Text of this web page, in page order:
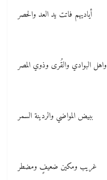
أياديهم فاتت يد العد والحصر
واهل البوادي والقُرى وذوي المصر
ببيض المواضي والردينة السمر
غريب ومكين ضعيفٍ ومضطر